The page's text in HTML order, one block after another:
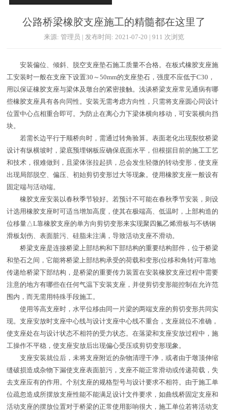
公路桥梁橡胶支座施工的精髓都在这里了
来源: 管理员 | 发布时间: 2021-07-20 | 911 次浏览
安装偏位、倾斜、脱空支座垫石施工质量不合格。在板式橡胶支座施
工安装时一般在支座下设置30～50mm的支座垫石，强度不应低于C30，
用以保证橡胶支座与梁体及墩台的紧密接触。浅谈桥梁支座常见通病有哪
些橡胶支座具有各向同性。安装无需考虑方向性，只需将支座圆心同设计
位置中心点相重合即可。为防止在离心力下梁体横向移动，可安装横向挡
块。
若需长边平行于顺桥向时，需通过转角验算。表面老化出现裂纹桥梁
设计有纵横坡时，梁底预埋钢板应确保底面水平，但根据目前的施工工艺
和技术，很难做到，且梁体张拉起拱，总会发生轻微的转动变形，使支座
出现局部脱空、偏压、初始剪切变形过大等现象。使用橡胶支座一般设有
固定端与活动端。
橡胶支座安装以春秋季节较好。若预计不可能在春秋季节安装，则设
计选用橡胶支座时可适当增加高度，使其在极端高、低温时，上部构造的
位移量△L靠橡胶支座的单方向剪切变形来实现聚四氟乙烯滑板与不锈钢
滑板划伤、表面脏污、硅脂未注满，导致活动支座不滑动。
桥梁支座是连接桥梁上部结构和下部结构的重要结构部件，位于桥梁
和垫石之间，它能将桥梁上部结构承受的荷载和变形(位移和角转)可靠地
传递给桥梁下部结构，是桥梁的重要传力装置在安装橡胶支座过程中需要
注意的地方有哪些在任何气温下安装支座，并使剪切变形能控制在允许范
围内，而无需用特殊手段施工。
使用等高支座时，水平位移由同一片梁的两端支座的剪切变形共同实
现。支座安放时支座中心线与设计支座中心线不重合，支座就位不准确，
使支座处在与设计状态不相符的受力状态。在落梁和支座安放过程中，施
工操作不平稳，使支座安放后出现偏心受压或剪切变形现象。
支座安装就位后，未将支座附近的杂物清理干净，或者由于墩顶伸缩
缝破损造成杂物下漏使支座表面脏污，支座不能正常滑动或传递荷载，失
去支座应有的作用。个别支座的规格型号与设计要求不相符。由于施工单
位疏忽造成所摆放支座性能不能满足设计文件要求，如曲线桥固定支座和
活动支座的摆放位置对于桥梁的正常使用影响很大，施工单位若将活动支